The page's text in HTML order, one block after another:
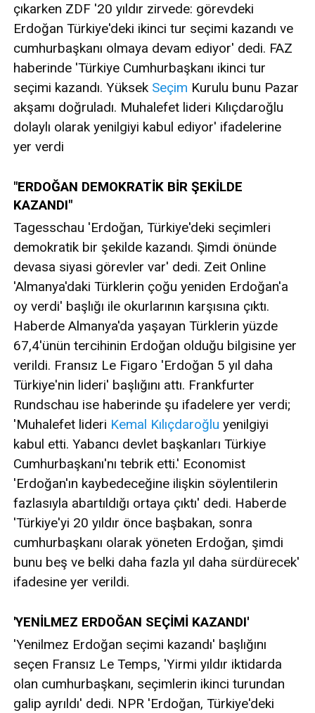
çıkarken ZDF '20 yıldır zirvede: görevdeki
Erdoğan Türkiye'deki ikinci tur seçimi kazandı ve
cumhurbaşkanı olmaya devam ediyor' dedi. FAZ
haberinde 'Türkiye Cumhurbaşkanı ikinci tur
seçimi kazandı. Yüksek Seçim Kurulu bunu Pazar
akşamı doğruladı. Muhalefet lideri Kılıçdaroğlu
dolaylı olarak yenilgiyi kabul ediyor' ifadelerine
yer verdi
"ERDOĞAN DEMOKRATİK BİR ŞEKİLDE
KAZANDI"
Tagesschau 'Erdoğan, Türkiye'deki seçimleri
demokratik bir şekilde kazandı. Şimdi önünde
devasa siyasi görevler var' dedi. Zeit Online
'Almanya'daki Türklerin çoğu yeniden Erdoğan'a
oy verdi' başlığı ile okurlarının karşısına çıktı.
Haberde Almanya'da yaşayan Türklerin yüzde
67,4'ünün tercihinin Erdoğan olduğu bilgisine yer
verildi. Fransız Le Figaro 'Erdoğan 5 yıl daha
Türkiye'nin lideri' başlığını attı. Frankfurter
Rundschau ise haberinde şu ifadelere yer verdi;
'Muhalefet lideri Kemal Kılıçdaroğlu yenilgiyi
kabul etti. Yabancı devlet başkanları Türkiye
Cumhurbaşkanı'nı tebrik etti.' Economist
'Erdoğan'ın kaybedeceğine ilişkin söylentilerin
fazlasıyla abartıldığı ortaya çıktı' dedi. Haberde
'Türkiye'yi 20 yıldır önce başbakan, sonra
cumhurbaşkanı olarak yöneten Erdoğan, şimdi
bunu beş ve belki daha fazla yıl daha sürdürecek'
ifadesine yer verildi.
'YENİLMEZ ERDOĞAN SEÇİMİ KAZANDI'
'Yenilmez Erdoğan seçimi kazandı' başlığını
seçen Fransız Le Temps, 'Yirmi yıldır iktidarda
olan cumhurbaşkanı, seçimlerin ikinci turundan
galip ayrıldı' dedi. NPR 'Erdoğan, Türkiye'deki